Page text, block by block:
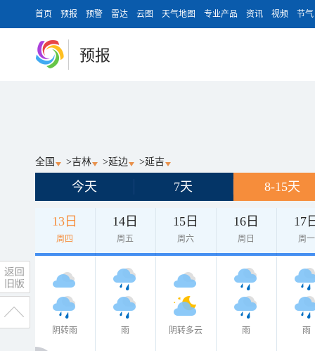
首页 预报 预警 雷达 云图 天气地图 专业产品 资讯 视频 节气
预报
全国 >吉林 >延边 >延吉
今天 7天 8-15天
13日
周四
14日
周五
15日
周六
16日
周日
17
周一
阴转雨 雨 阴转多云 雨 雨